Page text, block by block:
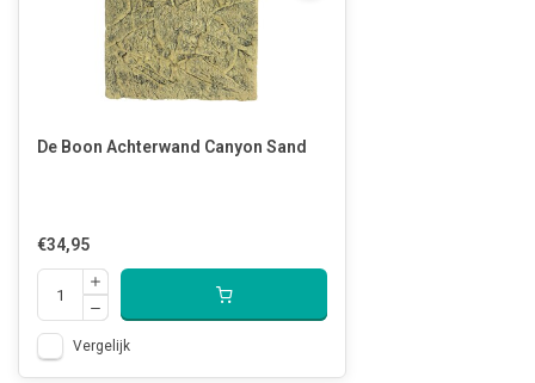
De Boon Achterwand Canyon Sand
€34,95
Vergelijk